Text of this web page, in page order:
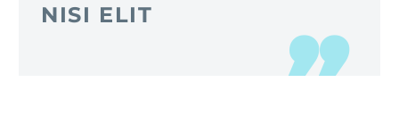
NISI ELIT